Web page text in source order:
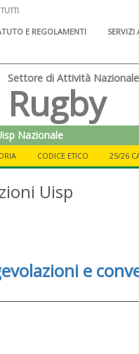
E REGOLAMENTI SERVIZI
Settore di Attività Nazionale
Rugby
Nazionale
CODICE ETICO 25/26
Uisp
e